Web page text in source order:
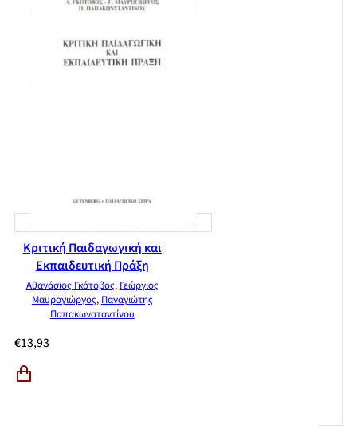
Κριτική Παιδαγωγική και
Εκπαιδευτική Πράξη
Αθανάσιος Γκότοβος, Γεώργιος
Μαυρογιώργος, Παναγιώτης
Παπακωνσταντίνου
€13,93